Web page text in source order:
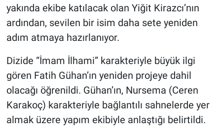
yakında ekibe katılacak olan Yiğit Kirazcı’nın
ardından, sevilen bir isim daha sete yeniden
adım atmaya hazırlanıyor.
Dizide “İmam İlhami” karakteriyle büyük ilgi
gören Fatih Gühan’ın yeniden projeye dahil
olacağı öğrenildi. Gühan’ın, Nursema (Ceren
Karakoç) karakteriyle bağlantılı sahnelerde yer
almak üzere yapım ekibiyle anlaştığı belirtildi.